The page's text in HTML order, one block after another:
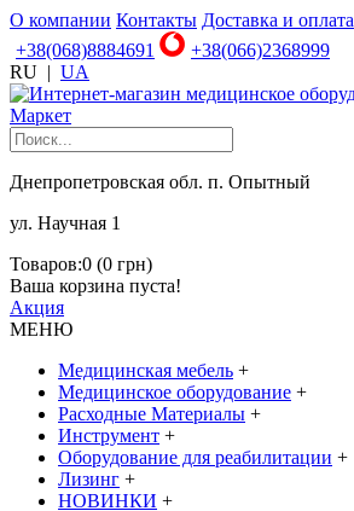
О компании Контакты Доставка и оплата
+38(068)8884691
+38(066)2368999
RU | UA
Днепропетровская обл. п. Опытный
ул. Научная 1
Товаров:0 (0 грн)
Ваша корзина пуста!
Акция
МЕНЮ
Медицинская мебель +
Медицинское оборудование +
Расходные Материалы +
Инструмент +
Оборудование для реабилитации +
Лизинг +
НОВИНКИ +